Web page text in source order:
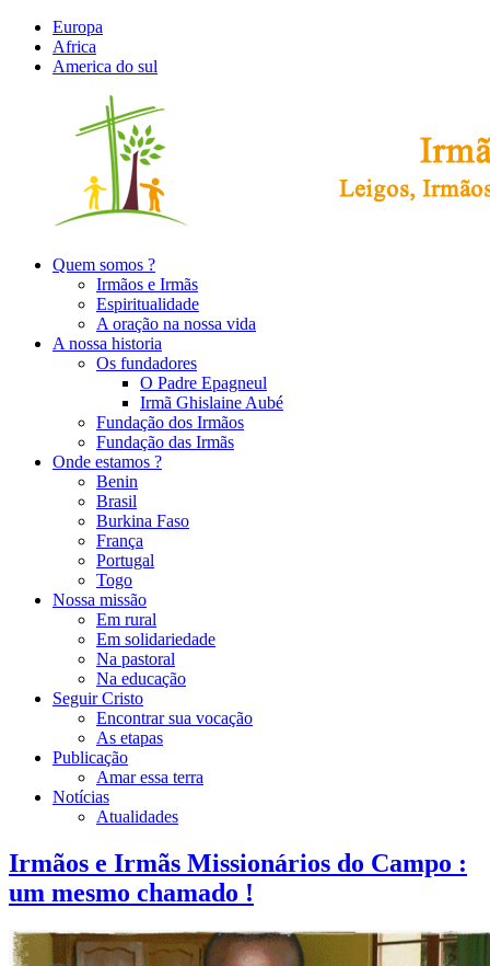
Europa
Africa
America do sul
Quem somos ?
Irmãos e Irmãs
Espiritualidade
A oração na nossa vida
A nossa historia
Os fundadores
O Padre Epagneul
Irmã Ghislaine Aubé
Fundação dos Irmãos
Fundação das Irmãs
Onde estamos ?
Benin
Brasil
Burkina Faso
França
Portugal
Togo
Nossa missão
Em rural
Em solidariedade
Na pastoral
Na educação
Seguir Cristo
Encontrar sua vocação
As etapas
Publicação
Amar essa terra
Notícias
Atualidades
Irmãos e Irmãs Missionários do Campo :
um mesmo chamado !